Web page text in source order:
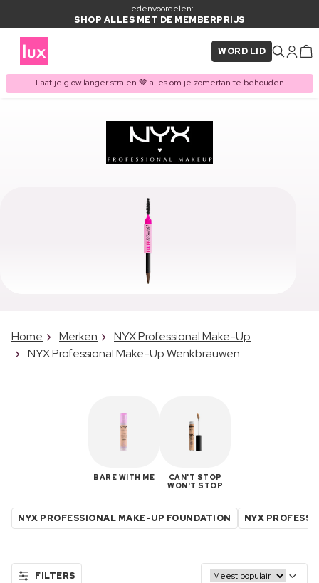
Ledenvoordelen:
SHOP ALLES MET DE MEMBERPRIJS
WORD LID
Laat je glow langer stralen 🤎 alles om je zomertan te behouden
Home Merken
NYX Professional Make-Up
NYX Professional Make-Up Wenkbrauwen
BARE WITH ME
CAN'T STOP
WON'T STOP
NYX PROFESSIONAL MAKE-UP FOUNDATION NYX
FILTERS